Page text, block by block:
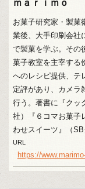
ｍａｒｉｍｏ
お菓子研究家・製菓
業後、大手印刷会社
で製菓を学ぶ。その
菓子教室を主宰する
へのレシピ提供、テ
定評があり、カメラ
行う。著書に『クッ
社）『６コマお菓子
わせスイーツ』（SB
URL
https://